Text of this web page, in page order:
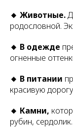
🔸 Животные.
родословной.
🔸 В одежде
огненные
🔸 В питании
красивую
🔸 Камни,
рубин, сердолик.